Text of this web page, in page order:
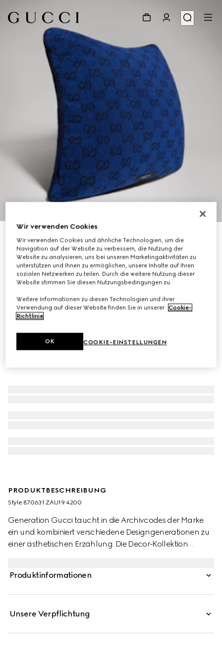
Kissen aus GG Baumwolle
CHF 410
VariantenBlaue Baumwolle mit GG
PRODUKTBESCHREIBUNG
Style ‎870631 ZAU19 4200
Generation Gucci taucht in die Archivcodes der Marke
ein und kombiniert verschiedene Designgenerationen zu
einer ästhetischen Erzählung. Die Decor-Kollektion
satte Farben verwendet, wie das charakteristische GG bei
Produktinformationen
Unsere Verpflichtung
Wir verwenden Cookies
Wir verwenden Cookies und ähnliche Technologien, um die
Navigation auf der Website zu verbessern, die Nutzung der
Website zu analysieren, uns bei unseren Marketingaktivitäten zu
unterstützen und Ihnen zu ermöglichen, unsere Inhalte auf Ihren
sozialen Netzwerken zu teilen. Durch die weitere Nutzung dieser
Website stimmen Sie diesen Nutzungsbedingungen zu.
Weitere Informationen zu diesen Technologien und ihrer
Verwendung auf dieser Website finden Sie in unserer Cookie-
Richtlinie.
COOKIE-EINSTELLUNGEN
OK